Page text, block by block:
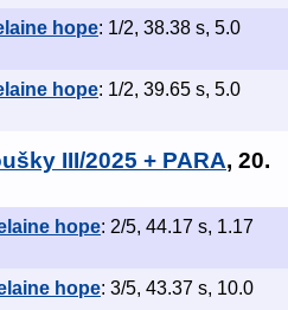
hope: 1/2, 38.38 s, 5.0
hope: 1/2, 39.65 s, 5.0
III/2025 + PARA, 20.
hope: 2/5, 44.17 s, 1.17
hope: 3/5, 43.37 s, 10.0